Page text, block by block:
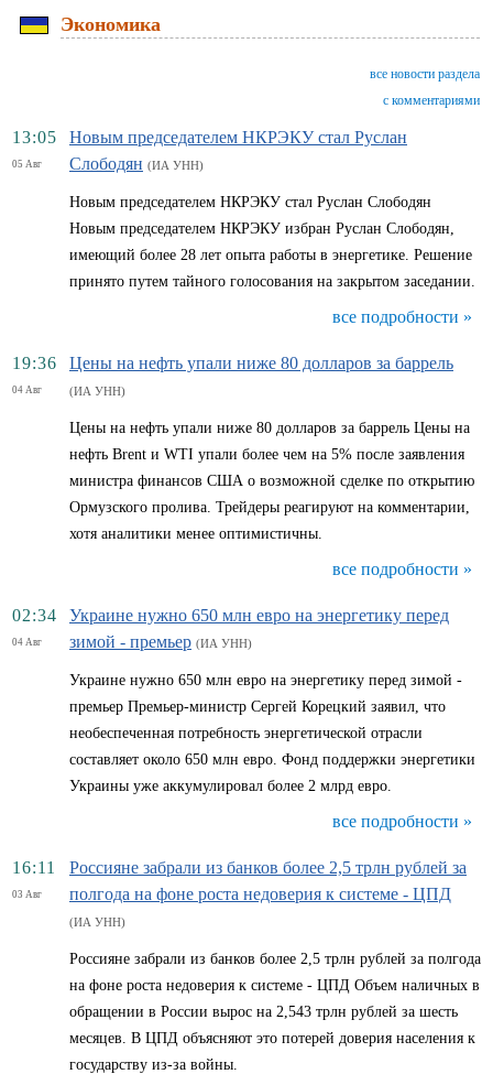
Экономика
все новости раздела
с комментариями
13:05
05 Авг
Новым председателем НКРЭКУ стал Руслан
Слободян (ИА УНН)
Новым председателем НКРЭКУ стал Руслан Слободян
Новым председателем НКРЭКУ избран Руслан Слободян,
имеющий более 28 лет опыта работы в энергетике. Решение
принято путем тайного голосования на закрытом заседании.
все подробности »
19:36
04 Авг
Цены на нефть упали ниже 80 долларов за баррель
(ИА УНН)
Цены на нефть упали ниже 80 долларов за баррель Цены на
нефть Brent и WTI упали более чем на 5% после заявления
министра финансов США о возможной сделке по открытию
Ормузского пролива. Трейдеры реагируют на комментарии,
хотя аналитики менее оптимистичны.
все подробности »
02:34
04 Авг
Украине нужно 650 млн евро на энергетику перед
зимой - премьер (ИА УНН)
Украине нужно 650 млн евро на энергетику перед зимой -
премьер Премьер-министр Сергей Корецкий заявил, что
необеспеченная потребность энергетической отрасли
составляет около 650 млн евро. Фонд поддержки энергетики
Украины уже аккумулировал более 2 млрд евро.
все подробности »
16:11
03 Авг
Россияне забрали из банков более 2,5 трлн рублей за
полгода на фоне роста недоверия к системе - ЦПД
(ИА УНН)
Россияне забрали из банков более 2,5 трлн рублей за полгода
на фоне роста недоверия к системе - ЦПД Объем наличных в
обращении в России вырос на 2,543 трлн рублей за шесть
месяцев. В ЦПД объясняют это потерей доверия населения к
государству из-за войны.